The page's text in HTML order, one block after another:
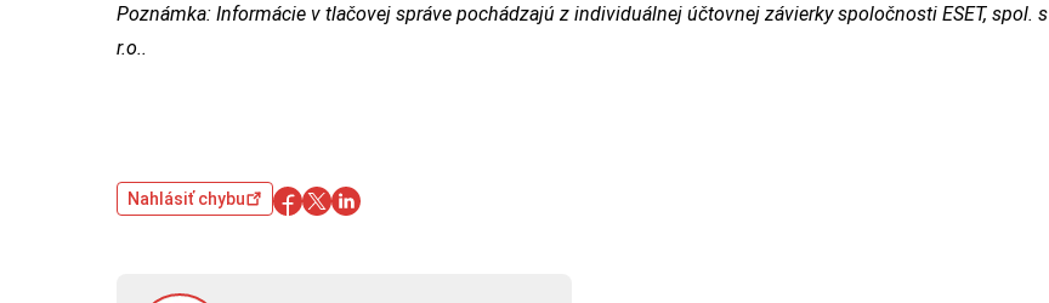
Poznámka: Informácie v tlačovej správe pochádzajú z individuálnej účtovnej závierky spoločnosti ESET, spol. s
r.o..
Nahlásiť chybu